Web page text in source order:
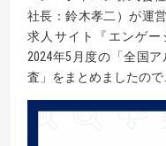
社長：鈴木孝二）が運
求人サイト『エンゲー
2024年5月度の「全国
査」をまとめましたので